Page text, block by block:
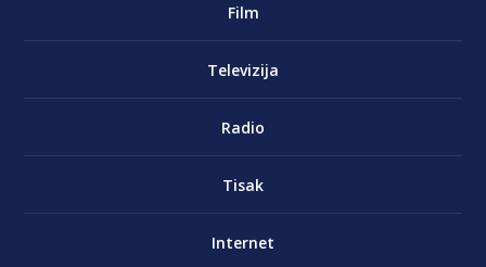
Film
Televizija
Radio
Tisak
Internet